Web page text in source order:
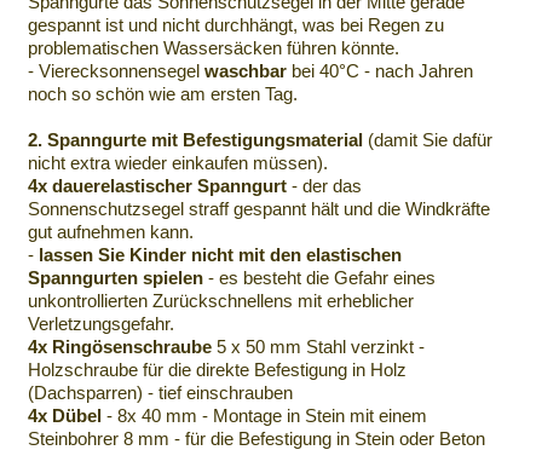
gespannt ist und nicht durchhängt, was bei Regen zu
problematischen Wassersäcken führen könnte.
- Vierecksonnensegel waschbar bei 40°C - nach Jahren
noch so schön wie am ersten Tag.
2. Spanngurte mit Befestigungsmaterial (damit Sie dafür
nicht extra wieder einkaufen müssen).
4x dauerelastischer Spanngurt - der das
Sonnenschutzsegel straff gespannt hält und die Windkräfte
gut aufnehmen kann.
- lassen Sie Kinder nicht mit den elastischen
Spanngurten spielen - es besteht die Gefahr eines
unkontrollierten Zurückschnellens mit erheblicher
Verletzungsgefahr.
4x Ringösenschraube 5 x 50 mm Stahl verzinkt -
Holzschraube für die direkte Befestigung in Holz
(Dachsparren) - tief einschrauben
4x Dübel - 8x 40 mm - Montage in Stein mit einem
Steinbohrer 8 mm - für die Befestigung in Stein oder Beton